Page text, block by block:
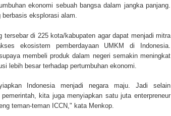
ekonomi sebuah bangsa dalam jangka panjang.
berbasis eksplorasi alam.
di 225 kota/kabupaten agar dapat menjadi mitra
ekosistem pemberdayaan UMKM di Indonesia.
membeli produk dalam negeri semakin meningkat
lebih besar terhadap pertumbuhan ekonomi.
Indonesia menjadi negara maju. Jadi selain
kita juga menyiapkan satu juta enterpreneur
teman-teman ICCN," kata Menkop.